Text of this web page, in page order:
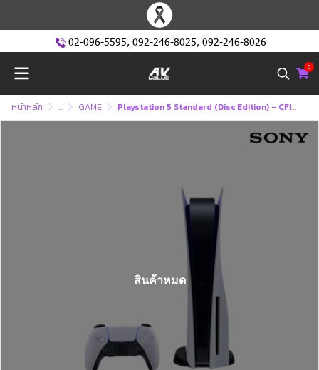
02-096-5595, 092-246-8025, 092-246-8026
0
หน้าหลัก ... GAME Playstation 5 Standard (Disc Edition) - CFI-1218A ( PS5 )
สินค้าหมด